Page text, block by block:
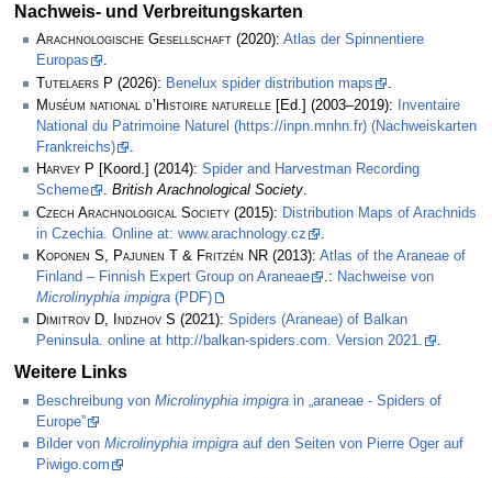
Nachweis- und Verbreitungskarten
Arachnologische Gesellschaft (2020): Atlas der Spinnentiere
Europas
.
Tutelaers P (2026): Benelux spider distribution maps
Muséum national d’Histoire naturelle [Ed.] (2003–2019):
Inventaire
National du Patrimoine Naturel (https://inpn.mnhn.fr) (Nachweiskarten
Frankreichs)
.
Harvey P [Koord.] (2014): Spider and Harvestman Recording
Scheme
. British Arachnological Society.
Czech Arachnological Society (2015): Distribution Maps of Arachnids
in Czechia. Online at: www.arachnology.cz
Koponen S, Pajunen T & Fritzén NR (2013): Atlas of the Araneae of
Finland – Finnish Expert Group on Araneae
.: Nachweise von
Microlinyphia impigra (PDF)
Dimitrov D, Indzhov S (2021): Spiders (Araneae) of Balkan
Peninsula. online at http://balkan-spiders.com. Version 2021.
.
Weitere Links
Beschreibung von Microlinyphia impigra in „araneae - Spiders of
Europe”
Bilder von Microlinyphia impigra auf den Seiten von Pierre Oger auf
Piwigo.com